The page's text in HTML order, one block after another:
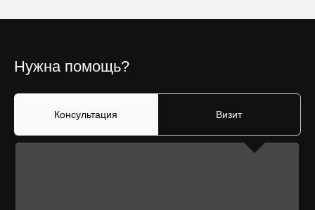
Нужна помощь?
Консультация Визит